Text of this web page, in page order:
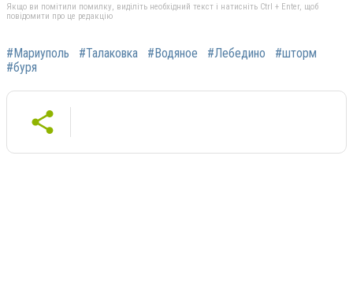
Якщо ви помітили помилку, виділіть необхідний текст і натисніть Ctrl + Enter, щоб
повідомити про це редакцію
#Мариуполь #Талаковка #Водяное #Лебедино
#шторм
#буря